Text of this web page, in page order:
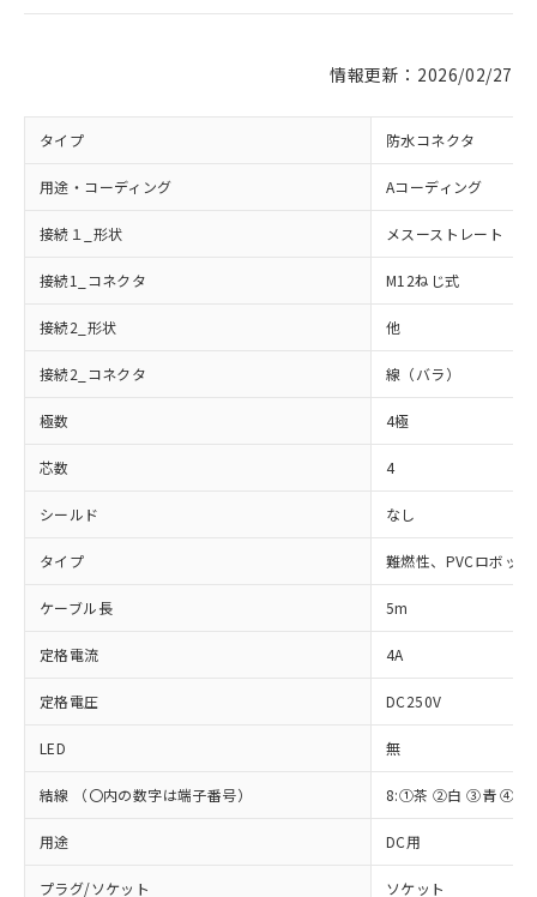
情報更新：2026/02/27
タイプ 防水コネクタ
用途・コーディング Aコーディング
接続１_形状 メスーストレート
接続1_コネクタ M12ねじ式
接続2_形状 他
接続2_コネクタ 線（バラ）
極数 4極
芯数 4
シールド なし
タイプ 難燃性、PVCロボッ
ケーブル長 5m
定格電流 4A
定格電圧 DC250V
LED 無
結線 （〇内の数字は端子番号） 8:①茶 ②白 ③青 ④黒
用途 DC用
プラグ/ソケット ソケット
以下の条件をお読みいただき、同意のうえ
※1 対応状況
対応済み：EU RoHS指令（10物質）の
非含有に対応した製品が提供可能な商品で
対応予定：EU RoHS指令（10物質）の非含
有に対応した製品に切り替える予定のある
商品です。
対応予定なし：EU RoHS指令（10物質）の
非含有に非対応の商品で、対応品を出す予